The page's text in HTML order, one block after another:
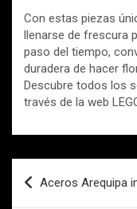
Con estas piezas
llenarse de frescura
paso del tiempo,
duradera de hacer
Descubre todos los
través de la web
Navegación
de
Aceros Arequipa